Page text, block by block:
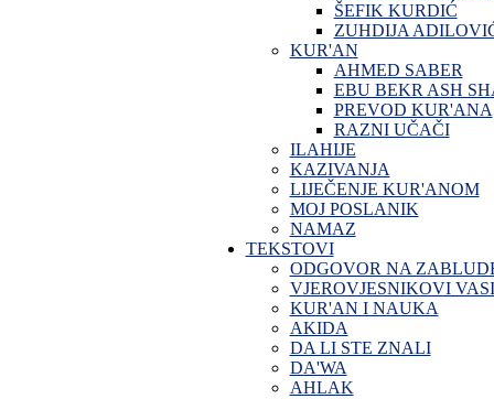
ŠEFIK KURDIĆ
ZUHDIJA
KUR'AN
AHMED SABER
EBU BEKR ASH
PREVOD KUR'ANA
RAZNI UČAČI
ILAHIJE
KAZIVANJA
LIJEČENJE KUR'ANOM
MOJ POSLANIK
NAMAZ
TEKSTOVI
ODGOVOR NA
VJEROVJESNIKOVI
KUR'AN I NAUKA
AKIDA
DA LI STE ZNALI
DA'WA
AHLAK